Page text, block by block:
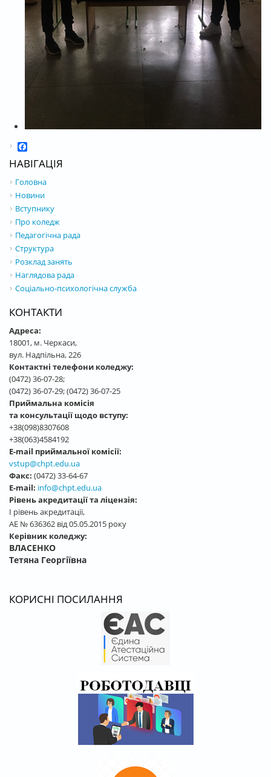
НАВІГАЦІЯ
Головна
Новини
Вступнику
Про коледж
Педагогічна рада
Структура
Розклад занять
Наглядова рада
Соціально-психологічна служба
КОНТАКТИ
Адреса:
18001, м. Черкаси,
вул. Надпільна, 226
Контактні телефони коледжу:
(0472) 36-07-28;
(0472) 36-07-29; (0472) 36-07-25
Приймальна комісія
та консультації щодо вступу:
+38(098)8307608
+38(063)4584192
E-mail приймальної комісії:
vstup@chpt.edu.ua
Факс: (0472) 33-64-67
E-mail: info@chpt.edu.ua
Рівень акредитації та ліцензія:
І рівень акредитації,
АЕ № 636362 від 05.05.2015 року
Керівник коледжу:
ВЛАСЕНКО
Тетяна Георгіївна
КОРИСНІ ПОСИЛАННЯ